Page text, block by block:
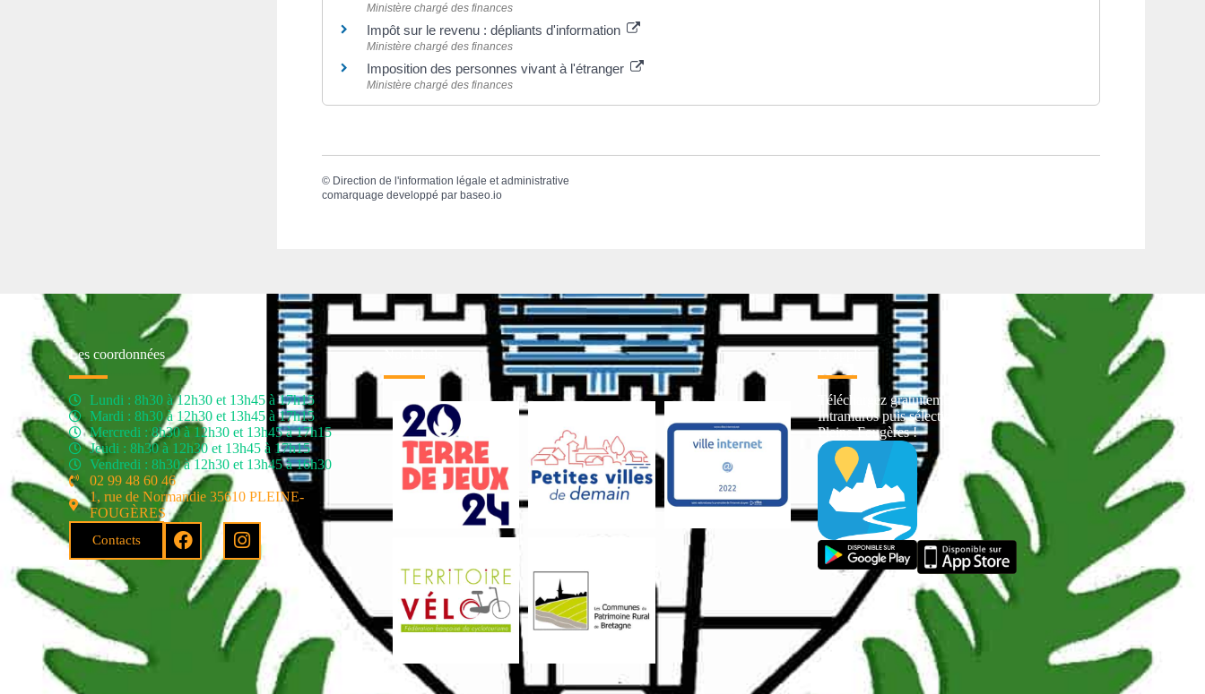
Ministère chargé des finances
Impôt sur le revenu : dépliants d'information
Ministère chargé des finances
Imposition des personnes vivant à l'étranger
Ministère chargé des finances
© Direction de l'information légale et administrative
comarquage developpé par baseo.io
Les coordonnées
Lundi : 8h30 à 12h30 et 13h45 à 17h15
Mardi : 8h30 à 12h30 et 13h45 à 17h15
Mercredi : 8h30 à 12h30 et 13h45 à 17h15
Jeudi : 8h30 à 12h30 et 13h45 à 17h15
Vendredi : 8h30 à 12h30 et 13h45 à 16h30
02 99 48 60 46
1, rue de Normandie 35610 PLEINE-
FOUGÈRES
Contacts
Téléchargez gratuitement
Intramuros puis sélectionnez
Pleine-Fougères !